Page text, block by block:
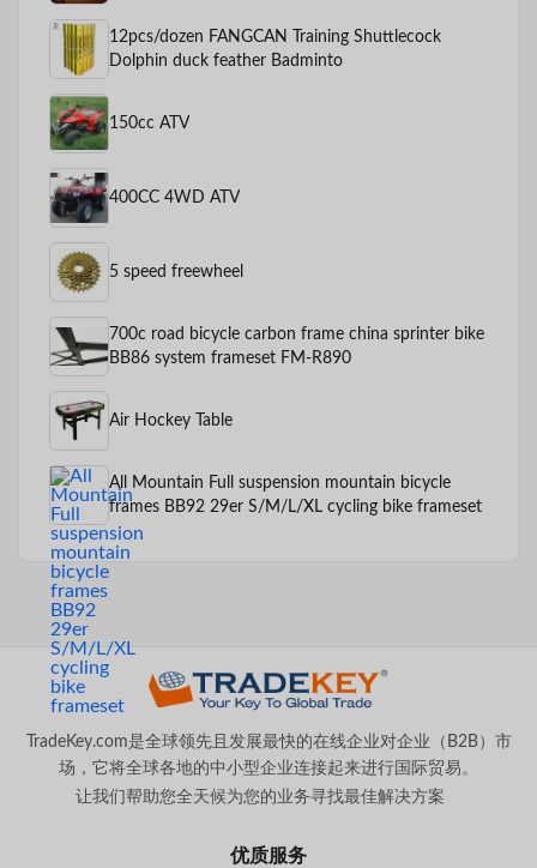
12pcs/dozen FANGCAN Training Shuttlecock
Dolphin duck feather Badminto
150cc ATV
400CC 4WD ATV
5 speed freewheel
700c road bicycle carbon frame china sprinter bike
BB86 system frameset FM-R890
Air Hockey Table
All Mountain Full suspension mountain bicycle
frames BB92 29er S/M/L/XL cycling bike frameset
TradeKey.com是全球领先且发展最快的在线企业对企业（B2B）市
场，它将全球各地的中小型企业连接起来进行国际贸易。
让我们帮助您全天候为您的业务寻找最佳解决方案
优质服务